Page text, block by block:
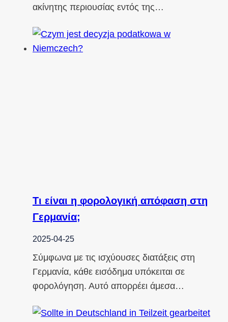
ακίνητης περιουσίας εντός της…
Τι είναι η φορολογική απόφαση στη
Γερμανία;
2025-04-25
Σύμφωνα με τις ισχύουσες διατάξεις στη
Γερμανία, κάθε εισόδημα υπόκειται σε
φορολόγηση. Αυτό απορρέει άμεσα…